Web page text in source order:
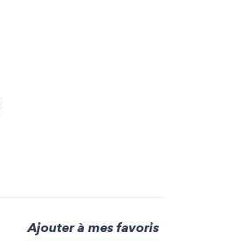
Ajouter à mes favoris